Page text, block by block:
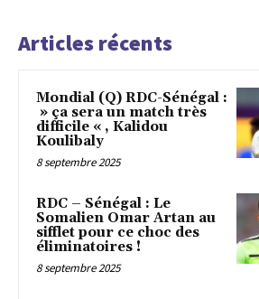
Articles récents
Mondial (Q) RDC-Sénégal :
» ça sera un match très
difficile « , Kalidou
Koulibaly
8 septembre 2025
RDC – Sénégal : Le
Somalien Omar Artan au
sifflet pour ce choc des
éliminatoires !
8 septembre 2025